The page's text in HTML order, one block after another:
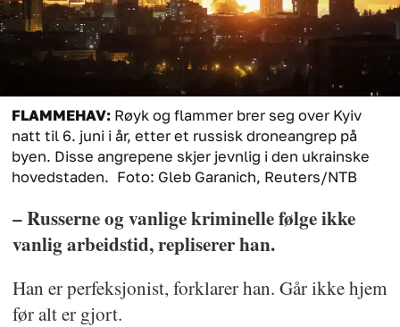
FLAMMEHAV: Røyk og flammer brer seg over Kyiv
natt til 6. juni i år, etter et russisk droneangrep på
byen. Disse angrepene skjer jevnlig i den ukrainske
hovedstaden. Foto: Gleb Garanich, Reuters/NTB
– Russerne og vanlige kriminelle følge ikke
vanlig arbeidstid, repliserer han.
Han er perfeksjonist, forklarer han. Går ikke hjem
før alt er gjort.